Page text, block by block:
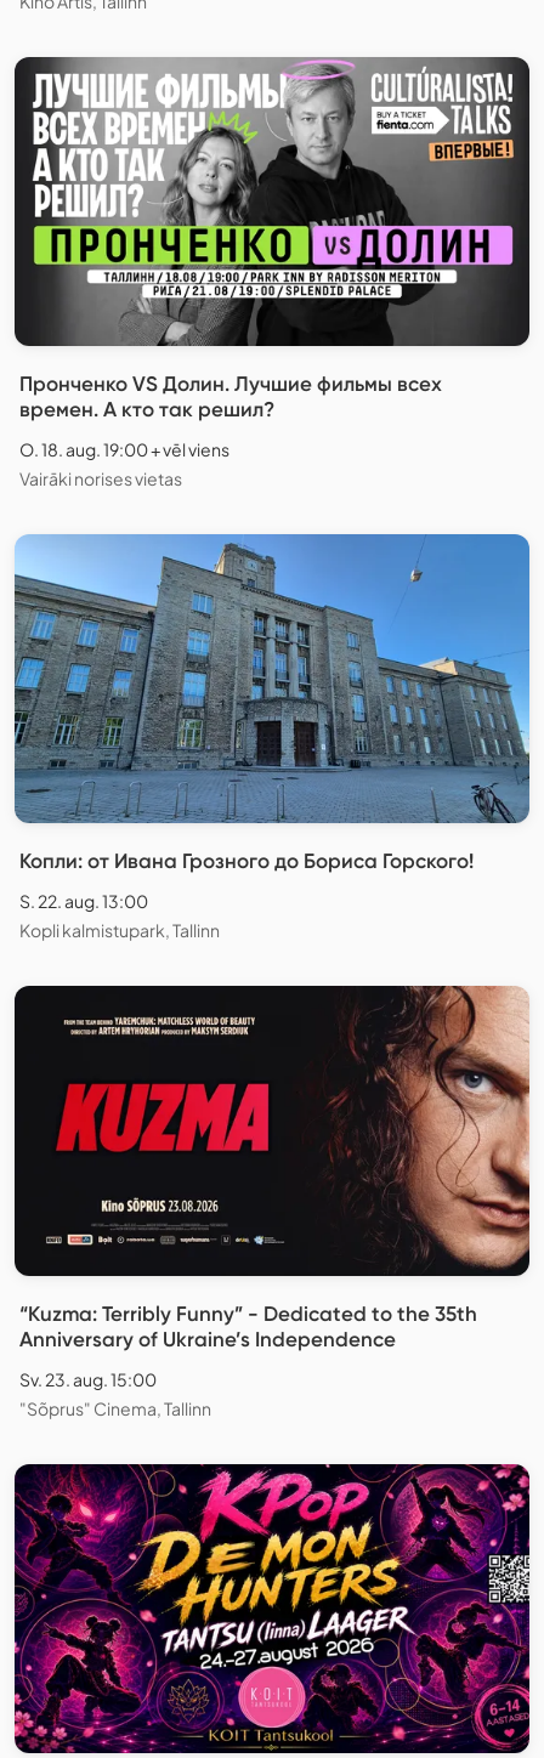
Пронченко VS Долин. Лучшие фильмы всех
времен. А кто так решил?
O. 18. aug. 19:00 + vēl viens
Vairāki norises vietas
Копли: от Ивана Грозного до Бориса Горского!
S. 22. aug. 13:00
Kopli kalmistupark, Tallinn
“Kuzma: Terribly Funny” - Dedicated to the 35th
Anniversary of Ukraine’s Independence
Sv. 23. aug. 15:00
"Sõprus" Cinema, Tallinn